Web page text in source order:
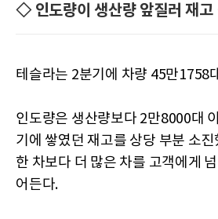
◇ 인도량이 생산량 앞질러 재고
테슬라는 2분기에 차량 45만1758
인도량은 생산량보다 2만8000대
기에 쌓였던 재고를 상당 부분 소
한 차보다 더 많은 차를 고객에게
어든다.